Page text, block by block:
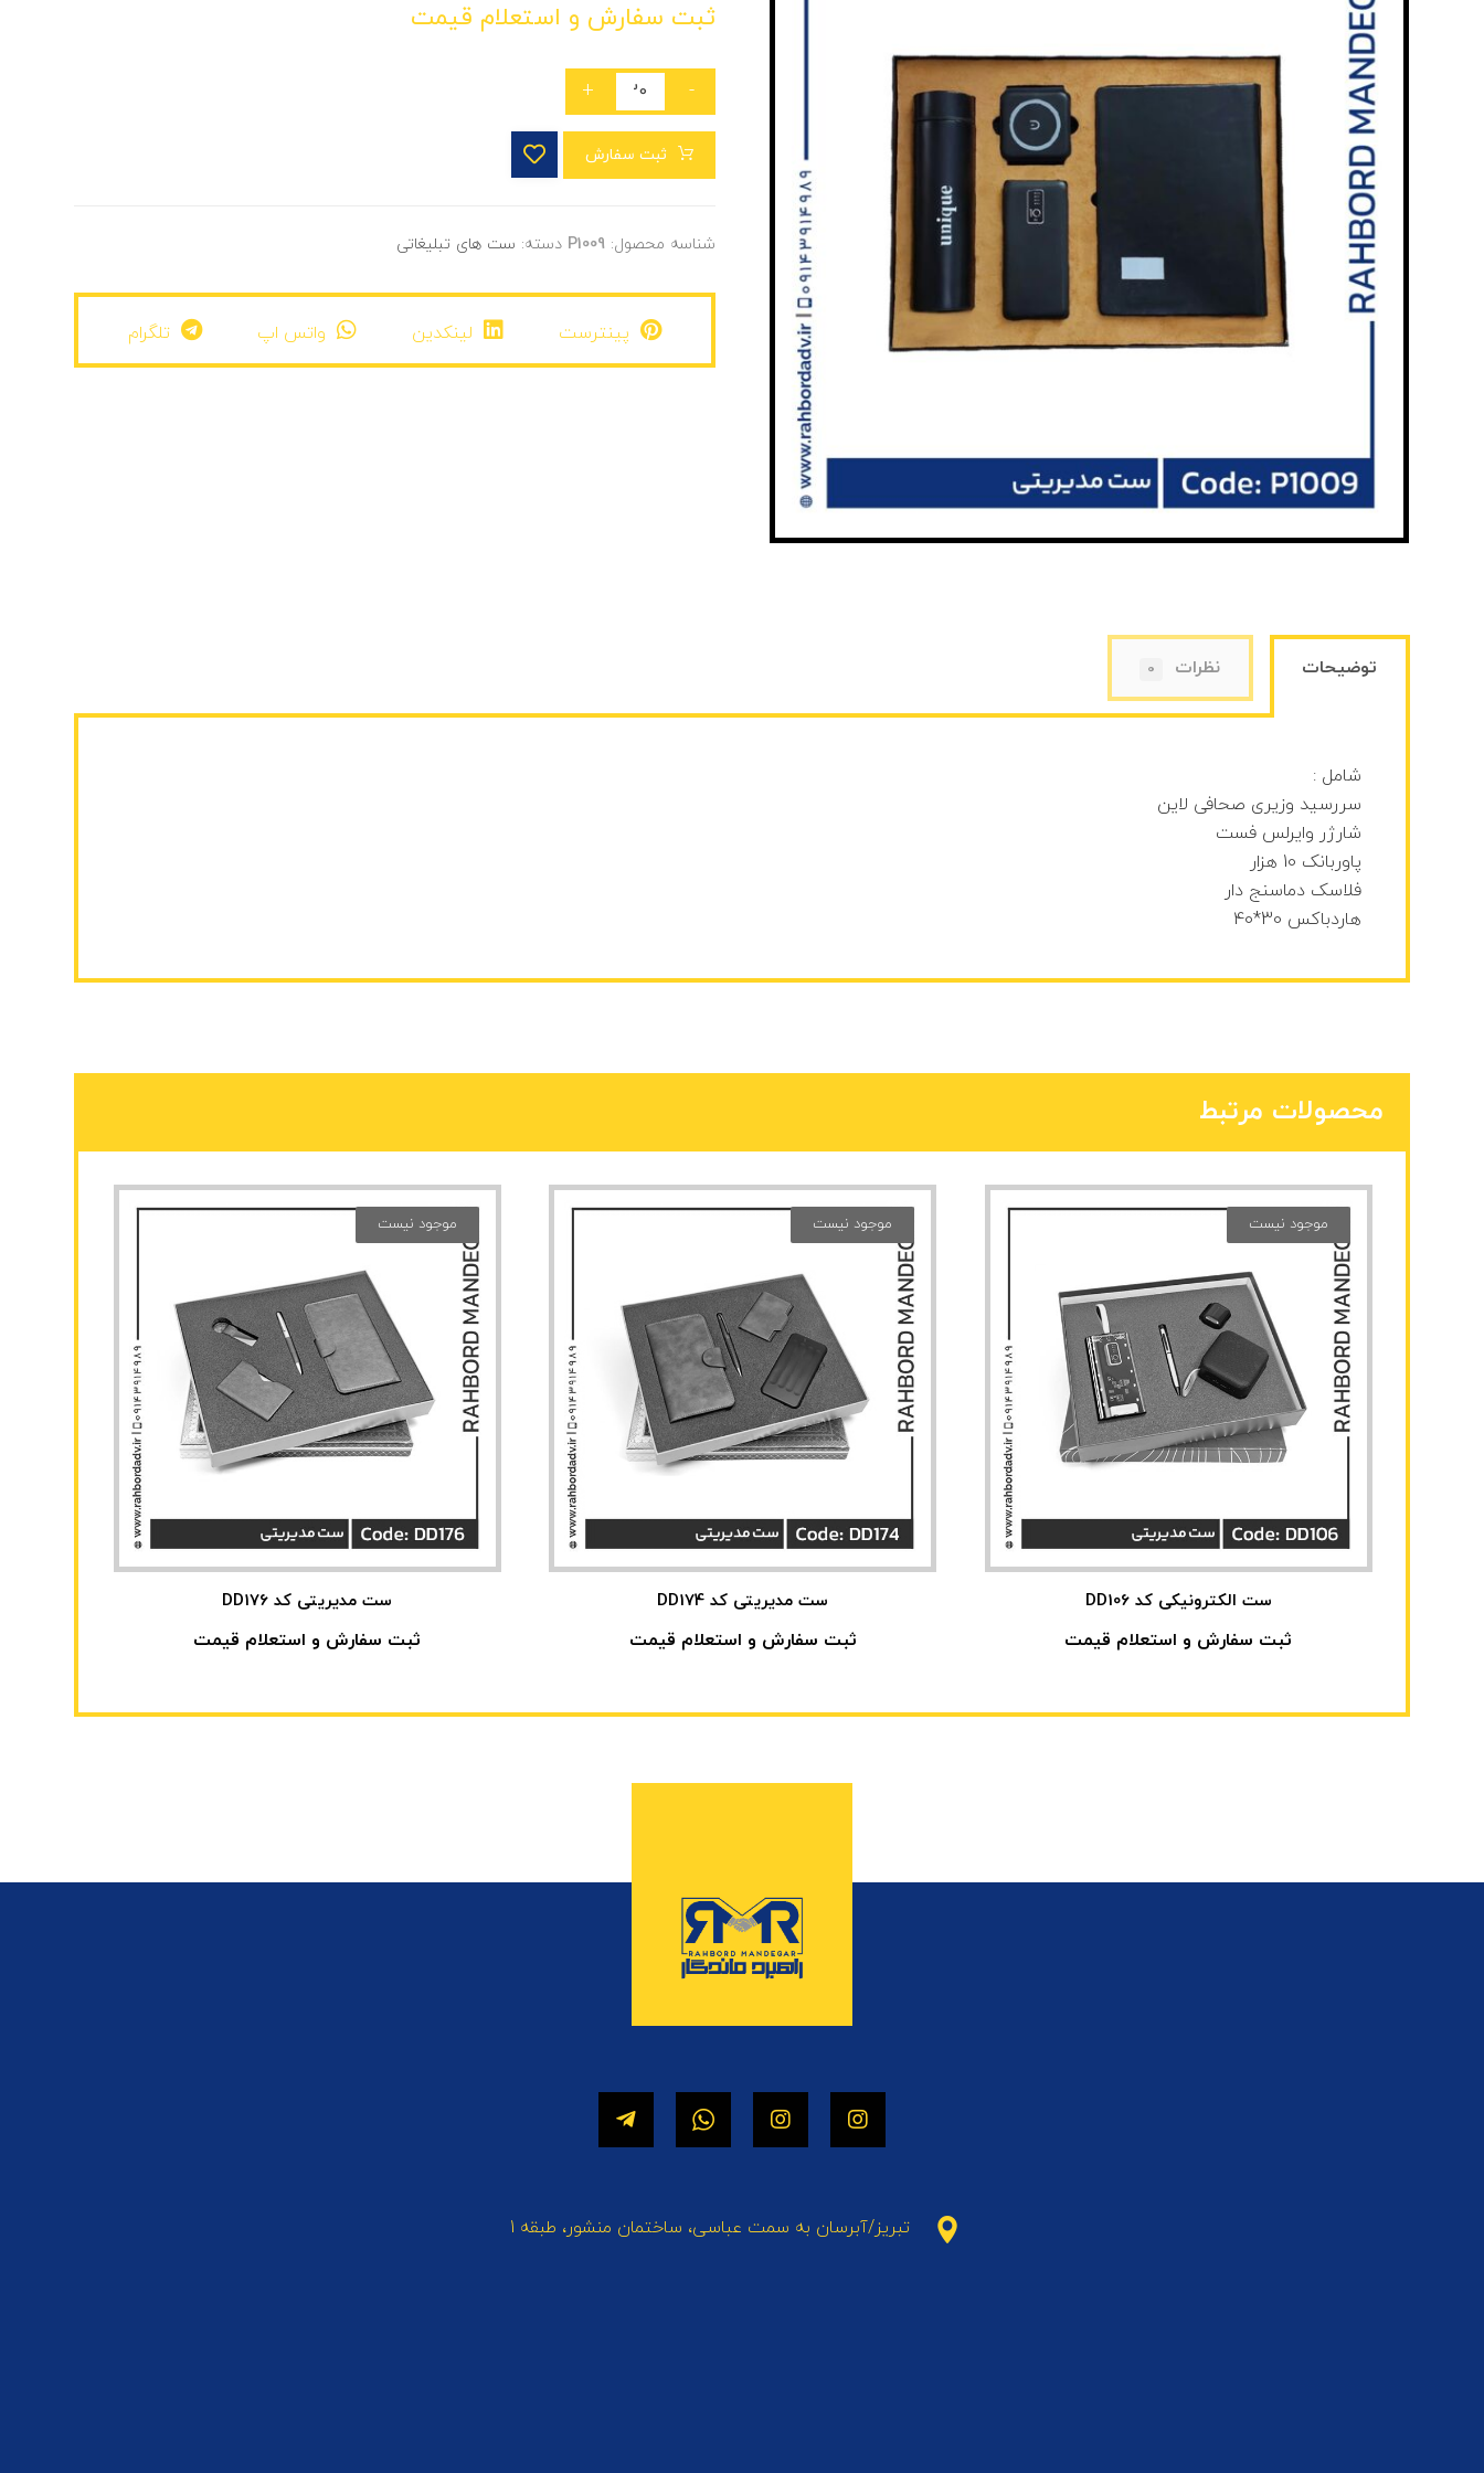
ثبت سفارش و استعلام قیمت
-
+
ثبت سفارش
شناسه محصول:P1009 دسته: ست های تبلیغاتی
پینترست لینکدین واتس اپ تلگرام
توضیحات نظرات 0
شامل :
سررسید وزیری صحافی لاین
شارژر وایرلس فست
پاوربانک 10 هزار
فلاسک دماسنج دار
هاردباکس 30*40
محصولات مرتبط
ست الکترونیکی کد DD106
ثبت سفارش و استعلام قیمت
موجود نیست
ست مدیریتی کد DD174
ثبت سفارش و استعلام قیمت
موجود نیست
ست مدیریتی کد DD176
ثبت سفارش و استعلام قیمت
موجود نیست
تبریز/آبرسان به سمت عباسی، ساختمان منشور، طبقه 1